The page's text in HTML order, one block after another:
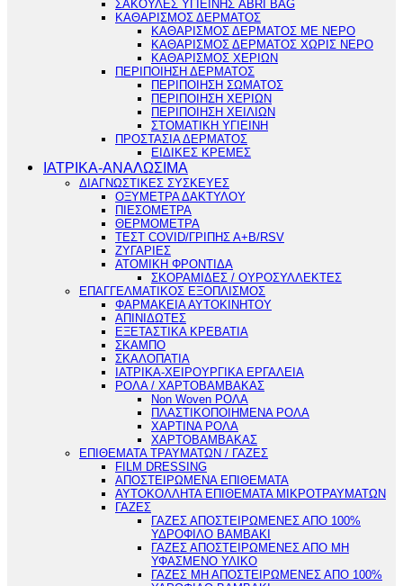
ΣΑΚΟΥΛΕΣ ΥΓΙΕΙΝΗΣ ABRI BAG
ΚΑΘΑΡΙΣΜΟΣ ΔΕΡΜΑΤΟΣ
ΚΑΘΑΡΙΣΜΟΣ ΔΕΡΜΑΤΟΣ ΜΕ ΝΕΡΟ
ΚΑΘΑΡΙΣΜΟΣ ΔΕΡΜΑΤΟΣ ΧΩΡΙΣ ΝΕΡΟ
ΚΑΘΑΡΙΣΜΟΣ ΧΕΡΙΩΝ
ΠΕΡΙΠΟΙΗΣΗ ΔΕΡΜΑΤΟΣ
ΠΕΡΙΠΟΙΗΣΗ ΣΩΜΑΤΟΣ
ΠΕΡΙΠΟΙΗΣΗ ΧΕΡΙΩΝ
ΠΕΡΙΠΟΙΗΣΗ ΧΕΙΛΙΩΝ
ΣΤΟΜΑΤΙΚΗ ΥΓΙΕΙΝΗ
ΠΡΟΣΤΑΣΙΑ ΔΕΡΜΑΤΟΣ
ΕΙΔΙΚΕΣ ΚΡΕΜΕΣ
ΙΑΤΡΙΚΑ-ΑΝΑΛΩΣΙΜΑ
ΔΙΑΓΝΩΣΤΙΚΕΣ ΣΥΣΚΕΥΕΣ
ΟΞΥΜΕΤΡΑ ΔΑΚΤΥΛΟΥ
ΠΙΕΣΟΜΕΤΡΑ
ΘΕΡΜΟΜΕΤΡΑ
ΤΕΣΤ COVID/ΓΡΙΠΗΣ Α+Β/RSV
ΖΥΓΑΡΙΕΣ
ΑΤΟΜΙΚΗ ΦΡΟΝΤΙΔΑ
ΣΚΟΡΑΜΙΔΕΣ / ΟΥΡΟΣΥΛΛΕΚΤΕΣ
ΕΠΑΓΓΕΛΜΑΤΙΚΟΣ ΕΞΟΠΛΙΣΜΟΣ
ΦΑΡΜΑΚΕΙΑ ΑΥΤΟΚΙΝΗΤΟΥ
ΑΠΙΝΙΔΩΤΕΣ
ΕΞΕΤΑΣΤΙΚΑ ΚΡΕΒΑΤΙΑ
ΣΚΑΜΠΟ
ΣΚΑΛΟΠΑΤΙΑ
ΙΑΤΡΙΚΑ-ΧΕΙΡΟΥΡΓΙΚΑ ΕΡΓΑΛΕΙΑ
ΡΟΛΑ / ΧΑΡΤΟΒΑΜΒΑΚΑΣ
Non Woven ΡΟΛΑ
ΠΛΑΣΤΙΚΟΠΟΙΗΜΕΝΑ ΡΟΛΑ
ΧΑΡΤΙΝΑ ΡΟΛΑ
ΧΑΡΤΟΒΑΜΒΑΚΑΣ
ΕΠΙΘΕΜΑΤΑ ΤΡΑΥΜΑΤΩΝ / ΓΑΖΕΣ
FILM DRESSING
ΑΠΟΣΤΕΙΡΩΜΕΝΑ ΕΠΙΘΕΜΑΤΑ
ΑΥΤΟΚΟΛΛΗΤΑ ΕΠΙΘΕΜΑΤΑ ΜΙΚΡΟΤΡΑΥΜΑΤΩΝ
ΓΑΖΕΣ
ΓΑΖΕΣ ΑΠΟΣΤΕΙΡΩΜΕΝΕΣ ΑΠΟ 100%
ΥΔΡΟΦΙΛΟ ΒΑΜΒΑΚΙ
ΓΑΖΕΣ ΑΠΟΣΤΕΙΡΩΜΕΝΕΣ ΑΠΟ ΜΗ
ΥΦΑΣΜΕΝΟ ΥΛΙΚΟ
ΓΑΖΕΣ ΜΗ ΑΠΟΣΤΕΙΡΩΜΕΝΕΣ ΑΠΟ 100%